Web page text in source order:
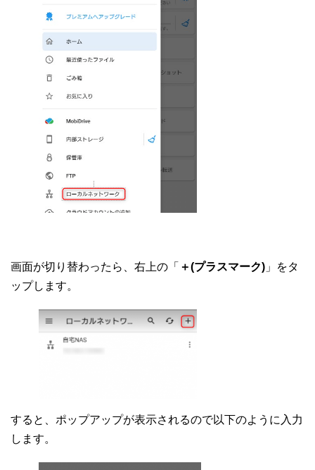
画面が切り替わったら、右上の「 ＋(プラスマーク) 」をタ
ップします。
すると、ポップアップが表示されるので以下のように入力
します。